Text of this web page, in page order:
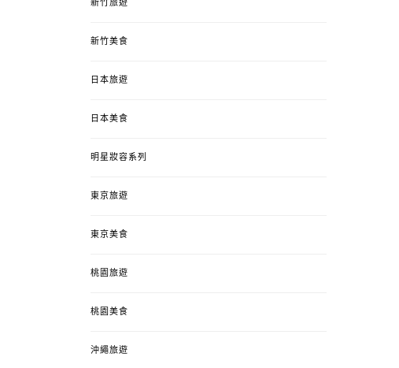
新竹旅遊
新竹美食
日本旅遊
日本美食
明星妝容系列
東京旅遊
東京美食
桃園旅遊
桃園美食
沖繩旅遊